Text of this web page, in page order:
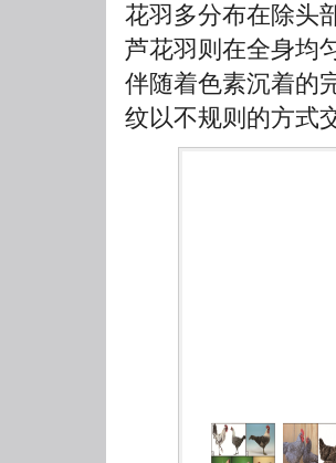
花羽多分布在除头
芦花羽则在全身均
伴随着色素沉着的
纹以不规则的方式